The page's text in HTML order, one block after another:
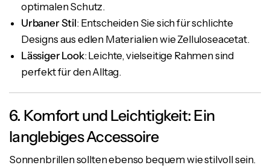
optimalen Schutz.
Urbaner Stil: Entscheiden Sie sich für schlichte
Designs aus edlen Materialien wie Zelluloseacetat.
Lässiger Look: Leichte, vielseitige Rahmen sind
perfekt für den Alltag.
6. Komfort und Leichtigkeit: Ein
langlebiges Accessoire
Sonnenbrillen sollten ebenso bequem wie stilvoll sein.